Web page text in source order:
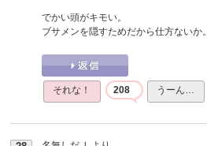
でかい頭がキモい。
ブサメンを隠すためだから仕方ないか。
それな！ 208 うーん…